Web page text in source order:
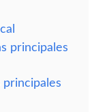
principales
principales